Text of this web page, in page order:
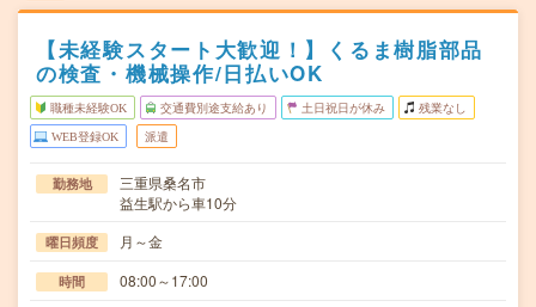
【未経験スタート大歓迎！】くるま樹脂部品
の検査・機械操作/日払いOK
職種未経験OK 交通費別途支給あり 土日祝日が休み 残業なし
WEB登録OK 派遣
勤務地
三重県桑名市
益生駅から車10分
曜日頻度 月～金
時間 08:00～17:00